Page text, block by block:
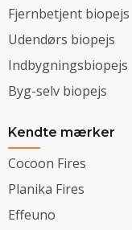
Fjernbetjent biopejs
Udendørs biopejs
Indbygningsbiopejs
Byg-selv biopejs
Kendte mærker
Cocoon Fires
Planika Fires
Effeuno